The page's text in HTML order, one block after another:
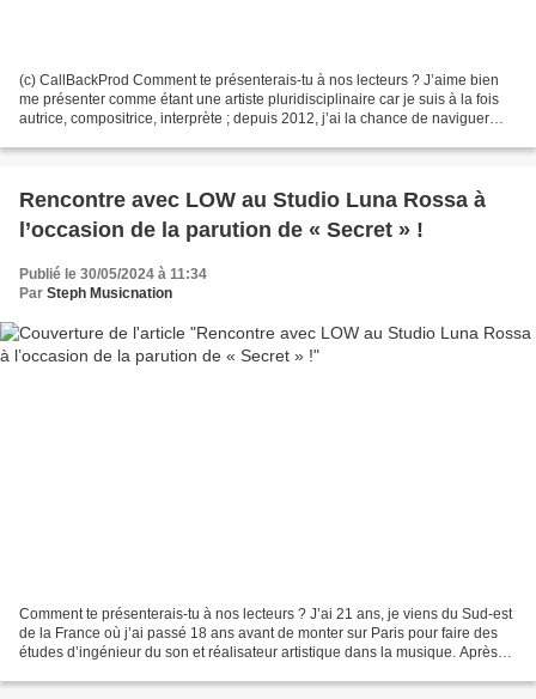
(c) CallBackProd Comment te présenterais-tu à nos lecteurs ? J’aime bien
me présenter comme étant une artiste pluridisciplinaire car je suis à la fois
autrice, compositrice, interprète ; depuis 2012, j’ai la chance de naviguer
Rencontre avec LOW au Studio Luna Rossa à
l’occasion de la parution de « Secret » !
Publié le 30/05/2024 à 11:34
Par Steph Musicnation
Comment te présenterais-tu à nos lecteurs ? J’ai 21 ans, je viens du Sud-est
de la France où j’ai passé 18 ans avant de monter sur Paris pour faire des
études d’ingénieur du son et réalisateur artistique dans la musique. Après